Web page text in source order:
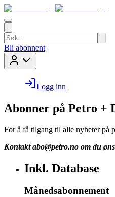
Bli abonnent
Logg inn
Abonner på Petro +
For å få tilgang til alle nyheter på
Kontakt abo@petro.no om du
Inkl. Database
Månedsabonnement